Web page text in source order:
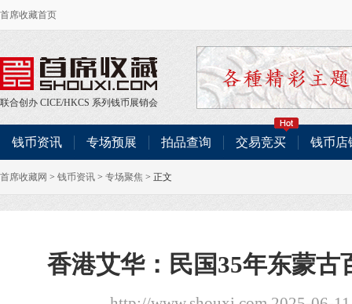
首席收藏首页
联合创办 CICE/HKCS 系列钱币展销会
钱币资讯 专场预展 拍品查询 交易竞买 钱币店
首席收藏网 > 钱币资讯 > 专场聚焦 > 正文
香港艾华：民国35年东蒙古